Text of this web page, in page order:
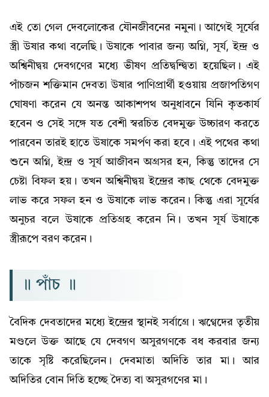
এই তো গেল দেবলোকের যৌনজীবনের নমুনা। আগেই সূর্যের
স্ত্রী উষার কথা বলেছি। উষাকে পাবার জন্য অগ্নি, সূর্য, ইন্দ্র ও
অশ্বিনীদ্বয় দেবগণের মধ্যে ভীষণ প্রতিদ্বন্দ্বিতা হয়েছিল। এই
পাঁচজন শক্তিমান দেবতা উষার পাণিপ্রার্থী হওয়ায় প্রজাপতিগণ
ঘোষণা করেন যে অনন্ত আকাশপথ অনুধাবনে যিনি কৃতকার্য
হবেন ও সেই সঙ্গে যত বেশী স্বরচিত বেদমুক্ত উচ্চারণ করতে
পারবেন তারই হাতে উষাকে সমর্পণ করা হবে। এই পথের কথা
শুনে অগ্নি, ইন্দ্র ও সূর্য আজীবন অগ্রসর হন, কিন্তু তাদের সে
চেষ্টা বিফল হয়। তখন অশ্বিনীদ্বয় ইন্দ্রের কাছ থেকে বেদমুক্ত
লাভ করে সফল হন ও উষাকে লাভ করেন। কিন্তু এরা সূর্যের
অনুচর বলে উষাকে প্রতিগ্রহ করেন নি। তখন সূর্য উষাকে
স্ত্রীরূপে বরণ করেন।
॥ পাঁচ ॥
বৈদিক দেবতাদের মধ্যে ইন্দ্রের স্থানই সর্বাগ্রে। ঋগ্বেদের তৃতীয়
মণ্ডলে উক্ত আছে যে দেবগণ অসুরগণকে বধ করবার জন্য
তাকে সৃষ্টি করেছিলেন। দেবমাতা অদিতি তার মা। আর
অদিতির বোন দিতি হচ্ছে দৈত্য বা অসুরগণের মা।